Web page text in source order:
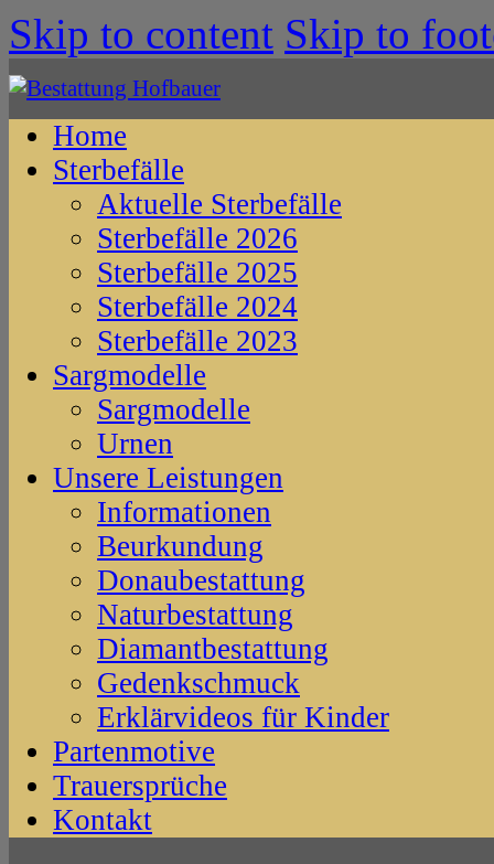
Skip to content Skip to
Home
Sterbefälle
Aktuelle Sterbefälle
Sterbefälle 2026
Sterbefälle 2025
Sterbefälle 2024
Sterbefälle 2023
Sargmodelle
Sargmodelle
Urnen
Unsere Leistungen
Informationen
Beurkundung
Donaubestattung
Naturbestattung
Diamantbestattung
Gedenkschmuck
Erklärvideos für Kinder
Partenmotive
Trauersprüche
Kontakt